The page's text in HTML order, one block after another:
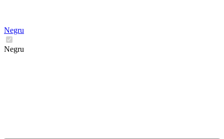
Negru
Negru